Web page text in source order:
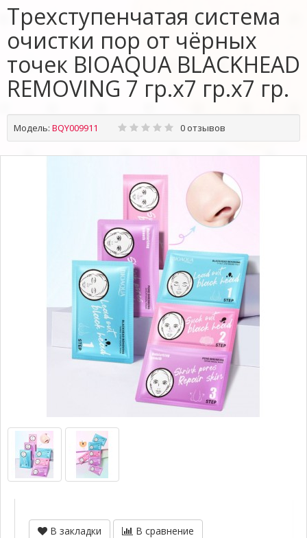
Трехступенчатая система
очистки пор от чёрных
точек BIOAQUA BLACKHEAD
REMOVING 7 гр.х7 гр.х7 гр.
Модель: BQY009911 0 отзывов
В закладки В сравнение